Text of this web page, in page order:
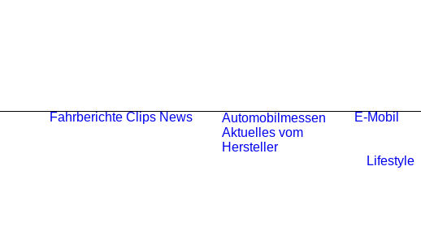
Fahrberichte Clips News
Automobilmessen
Aktuelles vom
Hersteller
E-Mobil
Lifestyle